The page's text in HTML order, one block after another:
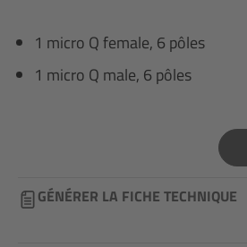
1 micro Q female, 6 pôles
1 micro Q male, 6 pôles
GÉNÉRER LA FICHE TECHNIQUE